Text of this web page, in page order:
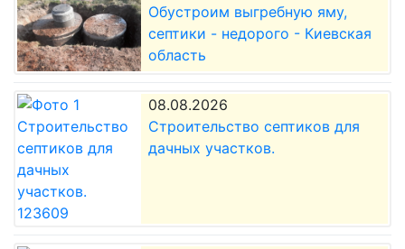
Обустроим выгребную яму,
септики - недорого - Киевская
область
08.08.2026
Строительство септиков для
дачных участков.